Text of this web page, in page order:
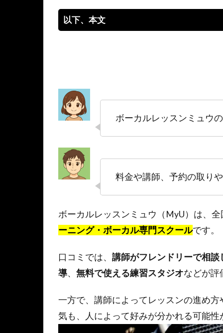
以下、本文
ボーカルレッスンミュウ
料金や講師、予約の取り
ボーカルレッスンミュウ（MyU）は、
ーニング・ボーカル専門スクールです。
口コミでは、 講師がフレンドリーで相談
導、 無料で使える練習スタジオなどが評
一方で、講師によってレッスンの進め
気も、人によって好みが分かれる可能性